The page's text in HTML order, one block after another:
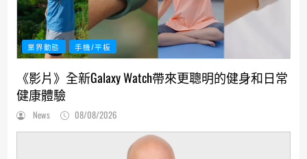
業界動態 手機/平板
《影片》全新Galaxy Watch帶來更聰明的健身和日常
健康體驗
News 08/08/2026